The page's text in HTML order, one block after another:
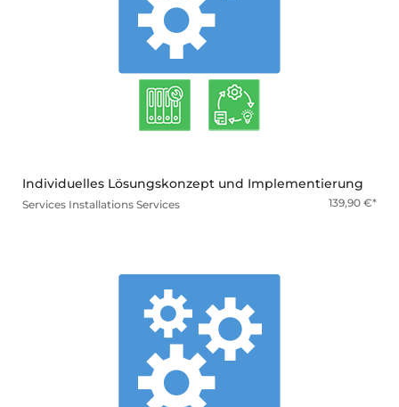
Individuelles Lösungskonzept und Implementierung
Services Installations Services 139,90 €